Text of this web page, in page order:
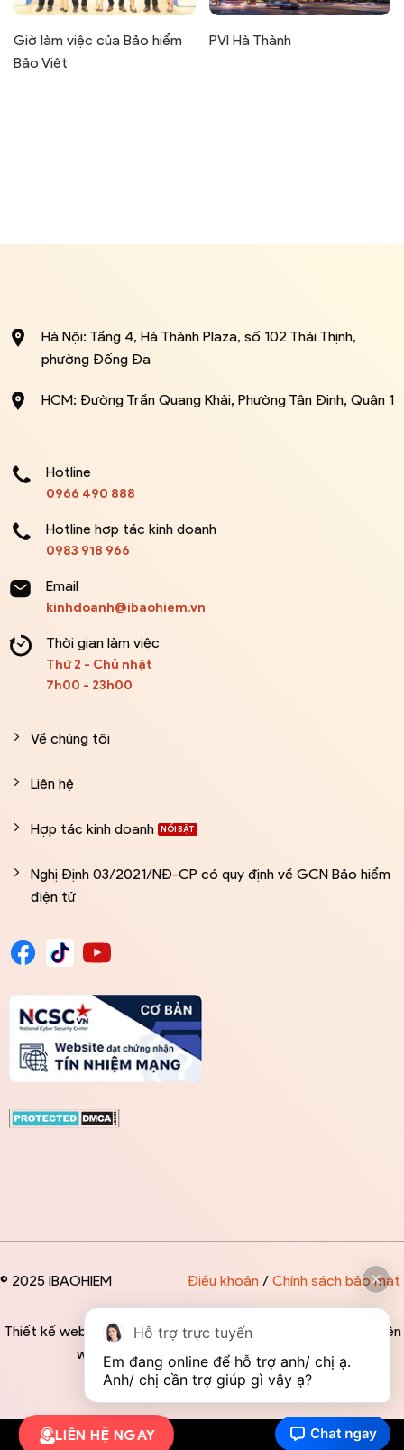
Giờ làm việc của Bảo hiểm
Bảo Việt
PVI Hà Thành
Hà Nội: Tầng 4, Hà Thành Plaza, số 102 Thái Thịnh,
phường Đống Đa
HCM: Đường Trần Quang Khải, Phường Tân Định, Quận 1
Hotline
0966 490 888
Hotline hợp tác kinh doanh
0983 918 966
Email
kinhdoanh@ibaohiem.vn
Thời gian làm việc
Thứ 2 - Chủ nhật
7h00 - 23h00
Về chúng tôi
Liên hệ
Hợp tác kinh doanh
Nghị Định 03/2021/NĐ-CP có quy định về GCN Bảo hiểm
điện tử
© 2025 IBAOHIEM
Thiết kế website độc quyền bởi IBAOHIEM - Mọi thông tin trên
website đều mang tính chất tham khảo
Điều khoản/ Chính sách bảo mật
LIÊN HỆ NGAY
Hỗ trợ trực tuyến
Em đang online để hỗ trợ anh/ chị ạ.
Anh/ chị cần trợ giúp gì vậy ạ?